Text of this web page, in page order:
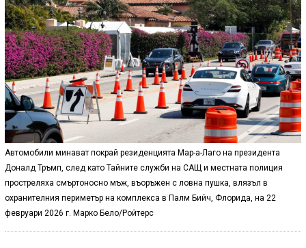
Автомобили минават покрай резиденцията Мар-а-Лаго на президента
Доналд Тръмп, след като Тайните служби на САЩ и местната полиция
простреляха смъртоносно мъж, въоръжен с ловна пушка, влязъл в
охранителния периметър на комплекса в Палм Бийч, Флорида, на 22
февруари 2026 г. Марко Бело/Ройтерс